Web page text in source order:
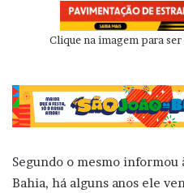
Clique na imagem para
Segundo o mesmo
Bahia, há alguns anos ele